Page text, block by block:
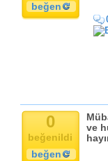
beğen
0
beğenildi
beğen
ve